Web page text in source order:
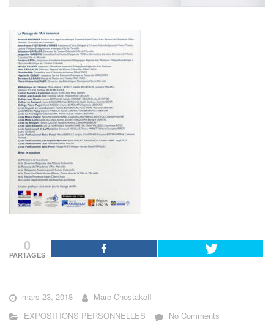
0
PARTAGES
mars 23, 2018
Marc Chostakoff
EXPOSITIONS PERSONNELLES
No Comments